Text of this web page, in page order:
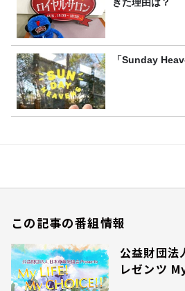
きた理由は？
「Sunday
この記事の番組情報
公益財団法
レゼンツ